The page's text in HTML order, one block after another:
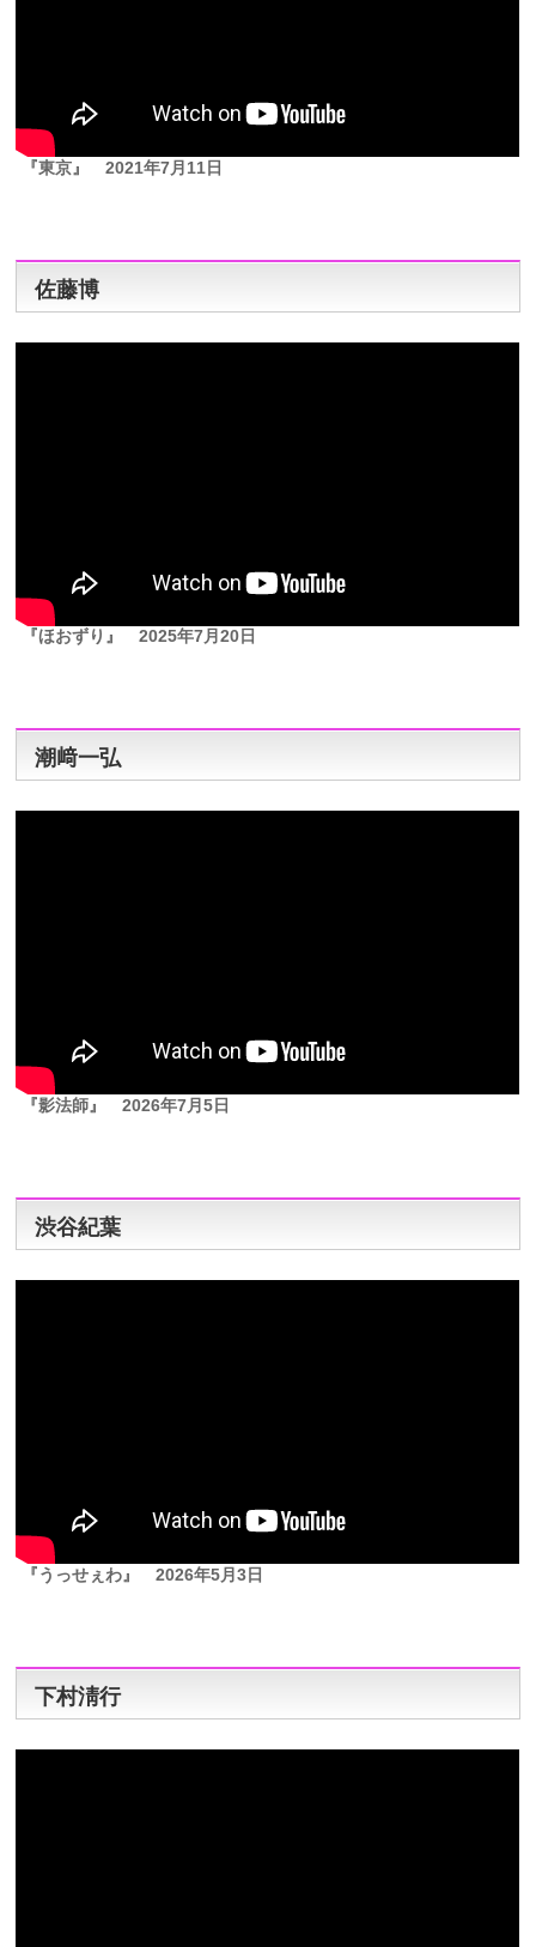
『東京』2021年7月11日
佐藤博
『ほおずり』2025年7月20日
潮﨑一弘
『影法師』2026年7月5日
渋谷紀葉
『うっせぇわ』2026年5月3日
下村淸行